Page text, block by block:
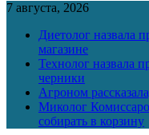
7 августа, 2026
Диетолог назвала
магазине
Технолог назвала
черники
Агроном
Миколог
собирать в корзину